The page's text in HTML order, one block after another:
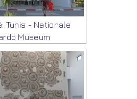
Tunis - Nationale
Museum